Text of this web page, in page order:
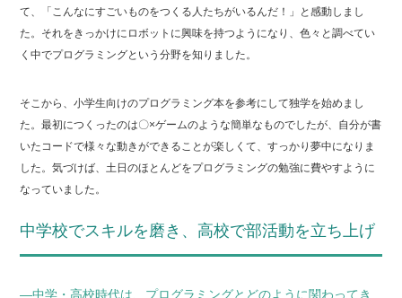
て、「こんなにすごいものをつくる人たちがいるんだ！」と感動しまし
た。それをきっかけにロボットに興味を持つようになり、色々と調べてい
く中でプログラミングという分野を知りました。
そこから、小学生向けのプログラミング本を参考にして独学を始めまし
た。最初につくったのは〇×ゲームのような簡単なものでしたが、自分が書
いたコードで様々な動きができることが楽しくて、すっかり夢中になりま
した。気づけば、土日のほとんどをプログラミングの勉強に費やすように
なっていました。
中学校でスキルを磨き、高校で部活動を立ち上げ
―中学・高校時代は、プログラミングとどのように関わってき